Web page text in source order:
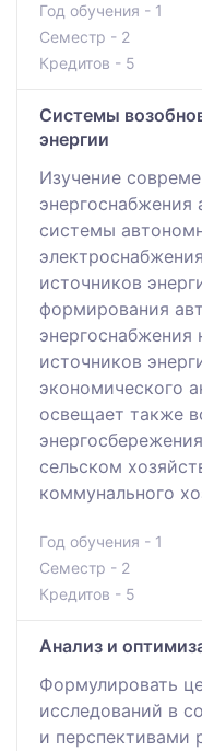
Год обучения - 1
Семестр - 2
Кредитов - 5
Системы
энергии
Изучение
энергоснабжения
системы
источников
формирования
энергоснабжения
источников
экономического
освещает также
сельском
коммунального
Год обучения - 1
Семестр - 2
Кредитов - 5
Анализ и
Формулировать
исследований в
и перспективами